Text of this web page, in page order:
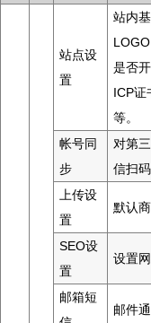
站点设
置
站内
是否
ICP证
等。
帐号同
步
对第
信扫码
上传设
置
默认
SEO设
置
设置
邮箱短
邮件